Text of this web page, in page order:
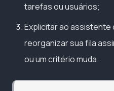
tarefas ou usuários;
Explicitar ao assistente
reorganizar sua fila
ou um critério muda.